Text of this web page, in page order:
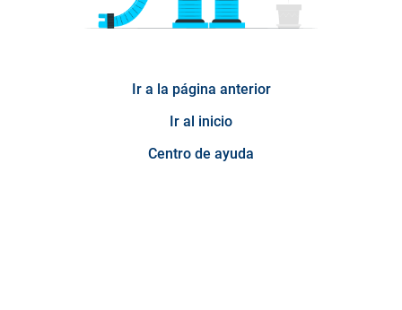
Ir a la página anterior
Ir al inicio
Centro de ayuda